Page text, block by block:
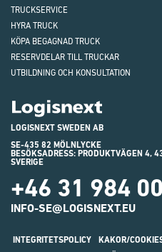
TRUCKSERVICE
HYRA TRUCK
KÖPA BEGAGNAD TRUCK
RESERVDELAR TILL TRUCKAR
UTBILDNING OCH KONSULTATION
LOGISNEXT SWEDEN AB
SE-435 82 MÖLNLYCKE
BESÖKSADRESS: PRODUKTVÄGEN 4,
SVERIGE
+46 31 984
INFO-SE@LOGISNEXT.EU
INTEGRITETSPOLICY
KAKOR/